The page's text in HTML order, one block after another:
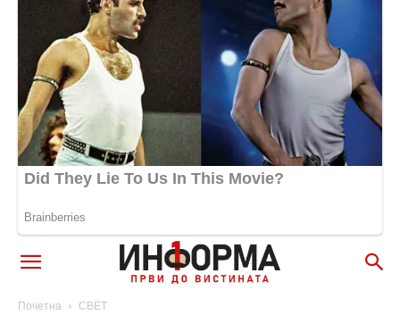
Почетна СВЕТ